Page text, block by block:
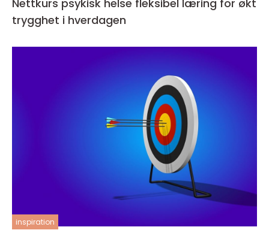
Nettkurs psykisk helse fleksibel læring for økt
trygghet i hverdagen
inspiration